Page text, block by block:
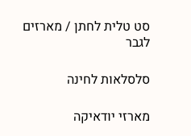
סט טלית לחתן / מארזים
לגבר
סלסלאות לחינה
מארזי יודאיקה